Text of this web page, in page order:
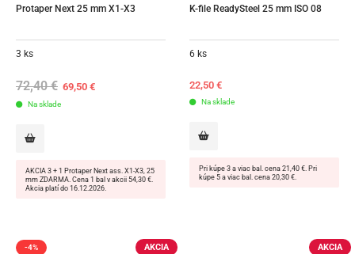
Protaper Next 25 mm X1-X3
3 ks
72,40€ Original
price
69,50€Current
Na sklade
AKCIA 3 + 1 Protaper Next ass. X1-X3, 25
mm ZDARMA. Cena 1 bal v akcii 54,30 €.
Akcia platí do 16.12.2026.
K-file ReadySteel 25 mm ISO 08
6 ks
22,50 €
Na sklade
Pri kúpe 3 a viac bal. cena 21,40 €. Pri
kúpe 5 a viac bal. cena 20,30 €.
AKCIA
-4% AKCIA